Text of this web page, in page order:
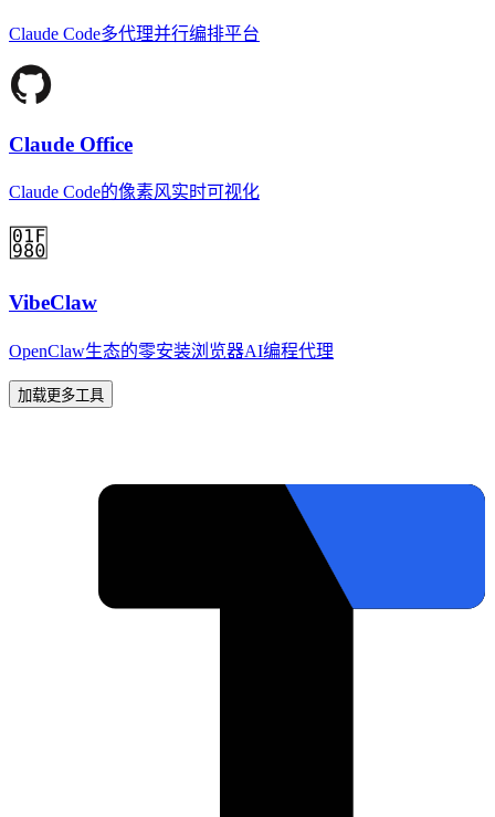
Claude Code多代理并行编排平台
Claude Office
Claude Code的像素风实时可视化
VibeClaw
OpenClaw生态的零安装浏览器AI编程代理
加载更多工具